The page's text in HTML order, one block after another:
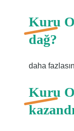
Kuru
dağ?
daha
Kuru